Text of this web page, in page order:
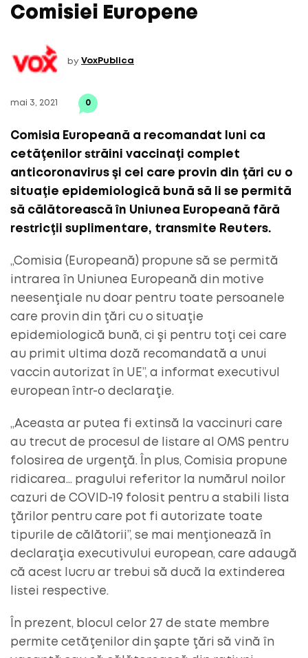
Comisiei Europene
by VoxPublica
mai 3, 2021 0
Comisia Europeană a recomandat luni ca
cetăţenilor străini vaccinaţi complet
anticoronavirus şi cei care provin din ţări cu o
situaţie epidemiologică bună să li se permită
să călătorească în Uniunea Europeană fără
restricţii suplimentare, transmite Reuters.
„Comisia (Europeană) propune să se permită
intrarea în Uniunea Europeană din motive
neesenţiale nu doar pentru toate persoanele
care provin din ţări cu o situaţie
epidemiologică bună, ci şi pentru toţi cei care
au primit ultima doză recomandată a unui
vaccin autorizat în UE”, a informat executivul
european într-o declaraţie.
„Aceasta ar putea fi extinsă la vaccinuri care
au trecut de procesul de listare al OMS pentru
folosirea de urgenţă. În plus, Comisia propune
ridicarea… pragului referitor la numărul noilor
cazuri de COVID-19 folosit pentru a stabili lista
ţărilor pentru care pot fi autorizate toate
tipurile de călătorii”, se mai menţionează în
declaraţia executivului european, care adaugă
că acest lucru ar trebui să ducă la extinderea
listei respective.
În prezent, blocul celor 27 de state membre
permite cetăţenilor din şapte ţări să vină în